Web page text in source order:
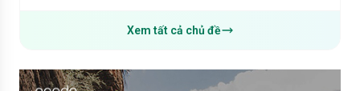
Xem tất cả chủ đề